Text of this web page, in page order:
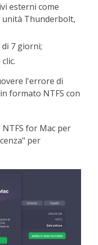
esterni come
unità Thunderbolt,
7 giorni;
l'errore di
formato NTFS con
NTFS for Mac per
per